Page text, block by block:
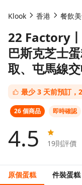
Klook 香港 餐飲
22 Factory丨
巴斯克芝士
取、屯馬線
最少 3 天前預訂，
26 個商品 即時確認
4.5 19則評價
原個蛋糕 件裝蛋糕